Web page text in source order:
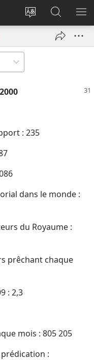
Changer
langue
Se
connecter
nouvelle
sur
JW.ORG
: 235
dans le monde :
du Royaume :
prêchant chaque
: 2,3
mois : 805 205
: